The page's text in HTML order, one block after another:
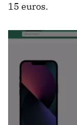
15 euros.